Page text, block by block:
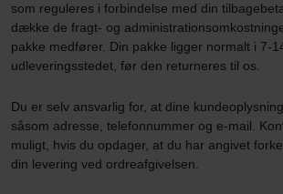
som reguleres i forbindelse med din
dække de fragt- og
pakke medfører. Din pakke ligger normalt i 7-
udleveringsstedet, før den returneres til os.
Du er selv ansvarlig for, at dine
såsom adresse, telefonnummer og e-mail.
muligt, hvis du opdager, at du har angivet
din levering ved ordreafgivelsen.